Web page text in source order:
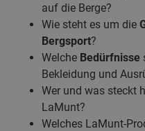
auf die Berge?
Wie steht es um die
Bergsport?
Welche Bedürfnisse
Bekleidung und
Wer und was steckt
LaMunt?
Welches LaMunt-